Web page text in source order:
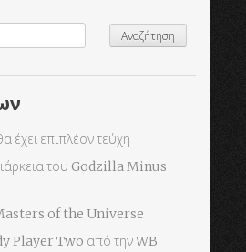
επιπλέον τεύχη
του Godzilla Minus
of the Universe
Player Two από την WB